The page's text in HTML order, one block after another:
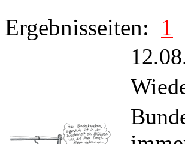
Ergebnisseiten: 1